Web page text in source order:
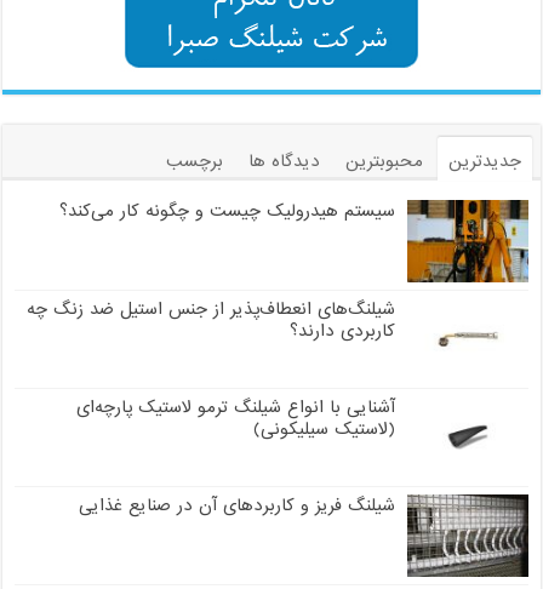
جدیدترین محبوبترین دیدگاه ها
برچسب
سیستم هیدرولیک چیست و چگونه کار می‌کند؟
شیلنگ‌های انعطاف‌پذیر از جنس استیل ضد زنگ چه
کاربردی دارند؟
آشنایی با انواع شیلنگ ترمو لاستیک پارچه‌ای
(لاستیک سیلیکونی)
شیلنگ فریز و کاربردهای آن در صنایع غذایی